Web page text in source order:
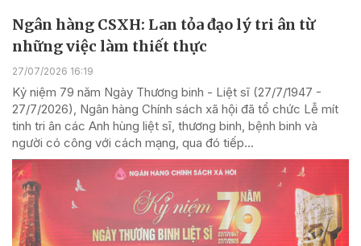
Ngân hàng CSXH: Lan tỏa đạo lý tri ân từ
những việc làm thiết thực
27/07/2026 16:19
Kỷ niệm 79 năm Ngày Thương binh - Liệt sĩ (27/7/1947 -
27/7/2026), Ngân hàng Chính sách xã hội đã tổ chức Lễ mít
tinh tri ân các Anh hùng liệt sĩ, thương binh, bệnh binh và
người có công với cách mạng, qua đó tiếp...